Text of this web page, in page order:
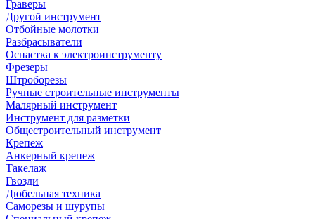
Граверы
Другой инструмент
Отбойные молотки
Разбрасыватели
Оснастка к электроинструменту
Фрезеры
Штроборезы
Ручные строительные инструменты
Малярный инструмент
Инструмент для разметки
Общестроительный инструмент
Крепеж
Анкерный крепеж
Такелаж
Гвозди
Дюбельная техника
Саморезы и шурупы